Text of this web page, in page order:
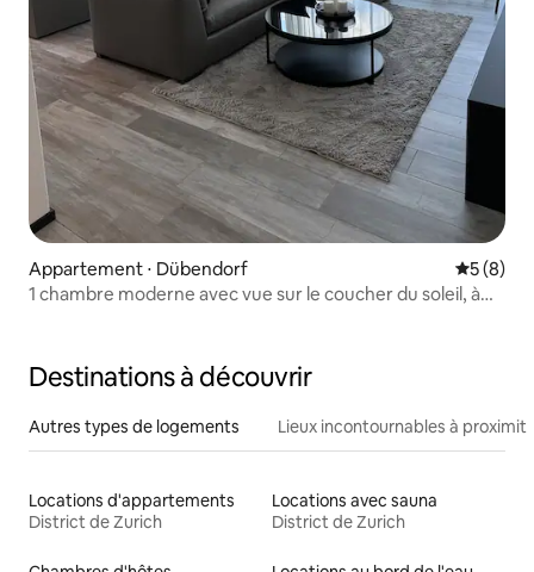
Appartement ⋅ Dübendorf
5 (8)
1 chambre moderne avec vue sur le coucher du soleil, à
Destinations à découvrir
Autres types de logements Lieux incontournables à
Locations d'appartements
District de Zurich
Locations avec sauna
District de Zurich